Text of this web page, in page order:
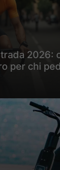
2026:
per chi